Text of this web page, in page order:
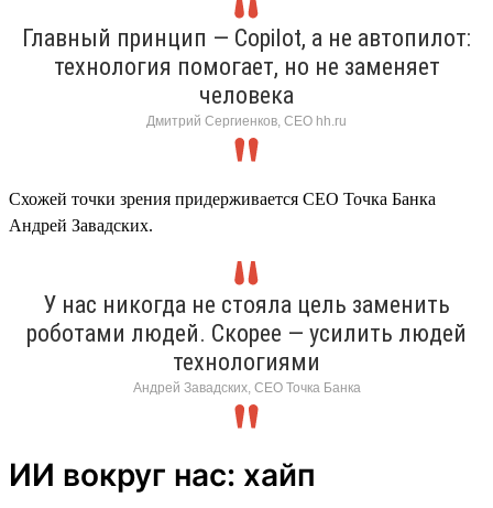
Главный принцип — Copilot, а не автопилот:
технология помогает, но не заменяет
человека
Дмитрий Сергиенков, CEO hh.ru
Схожей точки зрения придерживается СЕО Точка Банка
Андрей Завадских.
У нас никогда не стояла цель заменить
роботами людей. Скорее — усилить людей
технологиями
Андрей Завадских, СЕО Точка Банка
ИИ вокруг нас: хайп